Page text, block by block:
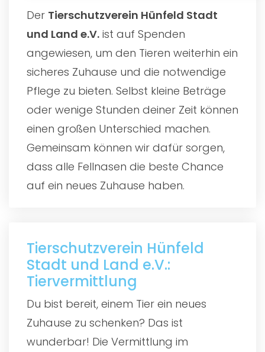
Der Tierschutzverein Hünfeld Stadt
und Land e.V. ist auf Spenden
angewiesen, um den Tieren weiterhin ein
sicheres Zuhause und die notwendige
Pflege zu bieten. Selbst kleine Beträge
oder wenige Stunden deiner Zeit können
einen großen Unterschied machen.
Gemeinsam können wir dafür sorgen,
dass alle Fellnasen die beste Chance
auf ein neues Zuhause haben.
Tierschutzverein Hünfeld
Stadt und Land e.V.:
Tiervermittlung
Du bist bereit, einem Tier ein neues
Zuhause zu schenken? Das ist
wunderbar! Die Vermittlung im